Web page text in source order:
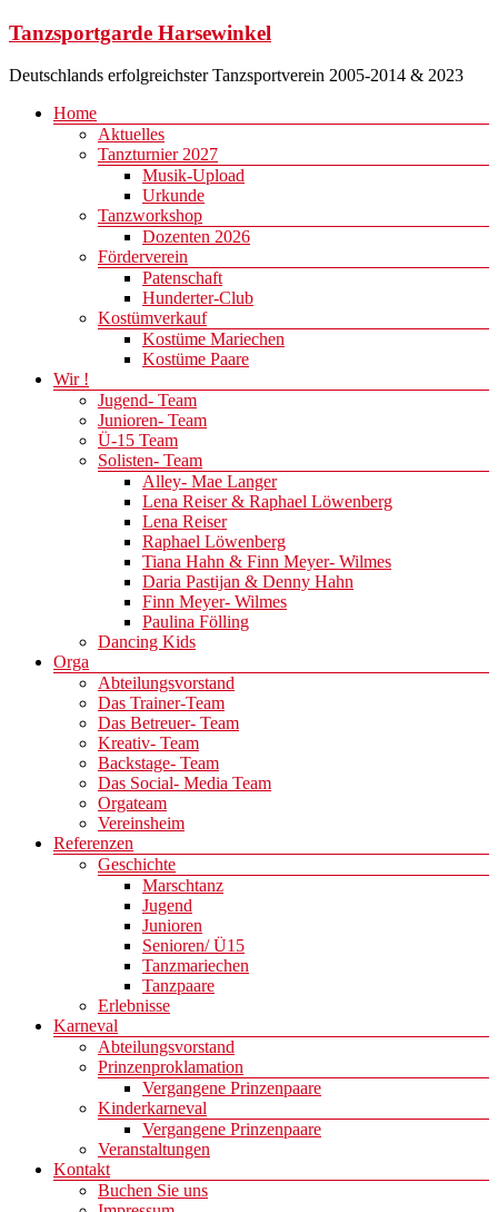
Zum
springen
Tanzsportgarde Harsewinkel
Deutschlands erfolgreichster Tanzsportverein 2005-2014 & 2023
Menü
Home
Aktuelles
Tanzturnier 2027
Musik-Upload
Urkunde
Tanzworkshop
Dozenten 2026
Förderverein
Patenschaft
Hunderter-Club
Kostümverkauf
Kostüme Mariechen
Kostüme Paare
Wir !
Jugend- Team
Junioren- Team
Ü-15 Team
Solisten- Team
Alley- Mae Langer
Lena Reiser & Raphael Löwenberg
Lena Reiser
Raphael Löwenberg
Tiana Hahn & Finn Meyer- Wilmes
Daria Pastijan & Denny Hahn
Finn Meyer- Wilmes
Paulina Fölling
Dancing Kids
Orga
Abteilungsvorstand
Das Trainer-Team
Das Betreuer- Team
Kreativ- Team
Backstage- Team
Das Social- Media Team
Orgateam
Vereinsheim
Referenzen
Geschichte
Marschtanz
Jugend
Junioren
Senioren/ Ü15
Tanzmariechen
Tanzpaare
Erlebnisse
Karneval
Abteilungsvorstand
Prinzenproklamation
Vergangene Prinzenpaare
Kinderkarneval
Vergangene Prinzenpaare
Veranstaltungen
Kontakt
Buchen Sie uns